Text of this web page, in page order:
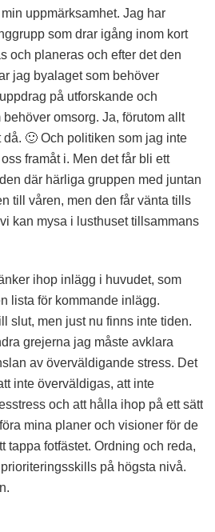
uppmärksamhet. Jag har
som drar igång inom kort
och planeras och efter det den
jag byalaget som behöver
på utforskande och
omsorg. Ja, förutom allt
🙂 Och politiken som jag inte
framåt i. Men det får bli ett
där härliga gruppen med juntan
till våren, men den får vänta tills
kan mysa i lusthuset tillsammans
ihop inlägg i huvudet, som
lista för kommande inlägg.
slut, men just nu finns inte tiden.
grejerna jag måste avklara
av överväldigande stress. Det
inte överväldigas, att inte
och att hålla ihop på ett sätt
mina planer och visioner för de
tappa fotfästet. Ordning och reda,
på högsta nivå.